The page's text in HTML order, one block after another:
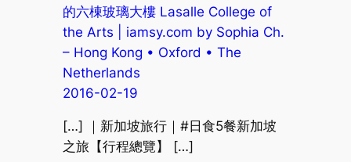
的六棟玻璃大樓 Lasalle College of
the Arts | iamsy.com by Sophia Ch.
– Hong Kong • Oxford • The
Netherlands
2016-02-19
[…] ｜新加坡旅行｜#日食5餐新加坡
之旅【行程總覽】 […]